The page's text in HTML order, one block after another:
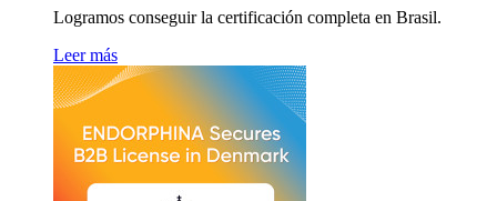
Logramos conseguir la certificación completa en Brasil.
Leer más